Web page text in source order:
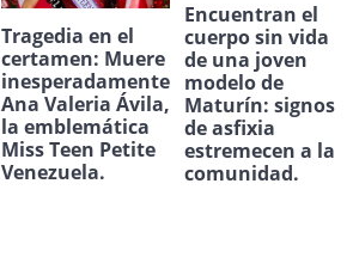
Tragedia en el
certamen: Muere
inesperadamente
Ana Valeria Ávila,
la emblemática
Miss Teen Petite
Venezuela.
Encuentran el
cuerpo sin vida
de una joven
modelo de
Maturín: signos
de asfixia
estremecen a la
comunidad.